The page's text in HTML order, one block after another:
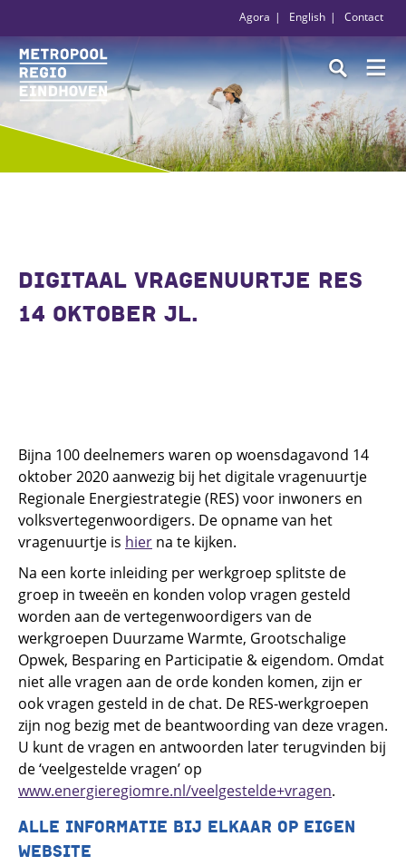
Agora English Contact
DIGITAAL VRAGENUURTJE RES
14 OKTOBER JL.
Bijna 100 deelnemers waren op woensdagavond 14
oktober 2020 aanwezig bij het digitale vragenuurtje
Regionale Energiestrategie (RES) voor inwoners en
volksvertegenwoordigers. De opname van het
vragenuurtje is hier na te kijken.
Na een korte inleiding per werkgroep splitste de
groep in tweeën en konden volop vragen gesteld
worden aan de vertegenwoordigers van de
werkgroepen Duurzame Warmte, Grootschalige
Opwek, Besparing en Participatie & eigendom. Omdat
niet alle vragen aan de orde konden komen, zijn er
ook vragen gesteld in de chat. De RES-werkgroepen
zijn nog bezig met de beantwoording van deze vragen.
U kunt de vragen en antwoorden later terugvinden bij
de ‘veelgestelde vragen’ op
www.energieregiomre.nl/veelgestelde+vragen.
ALLE INFORMATIE BIJ ELKAAR OP EIGEN
WEBSITE